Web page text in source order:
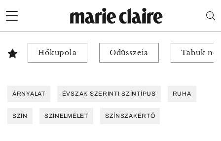
Hőkupola Odüsszeia Tabuk
ÁRNYALAT ÉVSZAK SZERINTI SZÍNTÍPUS RUHA
SZÍN SZÍNELMÉLET SZÍNSZAKÉRTŐ